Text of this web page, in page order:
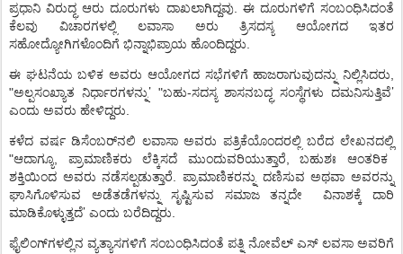
ಪ್ರಧಾನಿ ವಿರುದ್ಧ ಆರು ದೂರುಗಳು ದಾಖಲಾಗಿದ್ದವು. ಈ ದೂರುಗಳಿಗೆ ಸಂಬಂಧಿಸಿದಂತೆ
ಕೆಲವು
ವಿಚಾರಗಳಲ್ಲಿ ಲವಾಸಾ ಅರು ತ್ರಿಸದಸ್ಯ ಆಯೋಗದ
ಇತರ
ಸಹೋದ್ಯೋಗಿಗಳೊಂದಿಗೆ ಭಿನ್ನಾಭಿಪ್ರಾಯ ಹೊಂದಿದ್ದರು
ಈ ಘಟನೆಯ ಬಳಿಕ ಅವರು ಆಯೋಗದ ಸಭೆಗಳಿಗೆ ಹಾಜರಾಗುವುದನ್ನು ನಿಲ್ಲಿಸಿದರು
"ಅಲ್ಪಸಂಖ್ಯಾತ ನಿರ್ಧಾರಗಳನ್ನು’"ಬಹು-ಸದಸ್ಯ ಶಾಸನಬದ್ಧ ಸಂಸ್ಥೆಗಳು ದಮನಿಸುತ್ತಿವೆ’
ಎಂದು ಅವರು ಹೇಳಿದ್ದರು
ಕಳೆದ ವರ್ಷ ಡಿಸೆಂಬರ್ನಲಿ ಲವಾಸಾ ಅವರು ಪತ್ರಿಕೆಯೊಂದರಲ್ಲಿ ಬರೆದ ಲೇಖನದಲ್ಲಿ
"ಆದಾಗ್ಯೂ ಪ್ರಾಮಾಣಿಕರು ಲೆಕ್ಕಿಸದೆ ಮುಂದುವರಿಯುತ್ತಾರೆ ಬಹುಶಃ
ಆಂತರಿಕ
ಶಕ್ತಿಯಿಂದ ಅವರು ನಡೆಸಲ್ಪಡುತ್ತಾರೆ .ಪ್ರಾಮಾಣಿಕರನ್ನು ದಣಿಸುವ ಅಥವಾ ಅವರನ್ನು
ಘಾಸಿಗೊಳಿಸುವ
ಅಡೆತಡೆಗಳನ್ನು ಸೃಷ್ಟಿಸುವ ಸಮಾಜ ತನ್ನದೇ ವಿನಾಶಕ್ಕೆ
ದಾರಿ
ಮಾಡಿಕೊಳ್ಳುತ್ತದೆ’ ಎಂದು ಬರೆದಿದ್ದರು
ಫೈಲಿಂಗ್ಗಳಲ್ಲಿನ ವ್ಯತ್ಯಾಸಗಳಿಗೆ ಸಂಬಂಧಿಸಿದಂತೆ ಪತ್ನಿ ನೋವೆಲ್ ಎಸ್ ಲವಸಾ ಅವರಿಗೆ